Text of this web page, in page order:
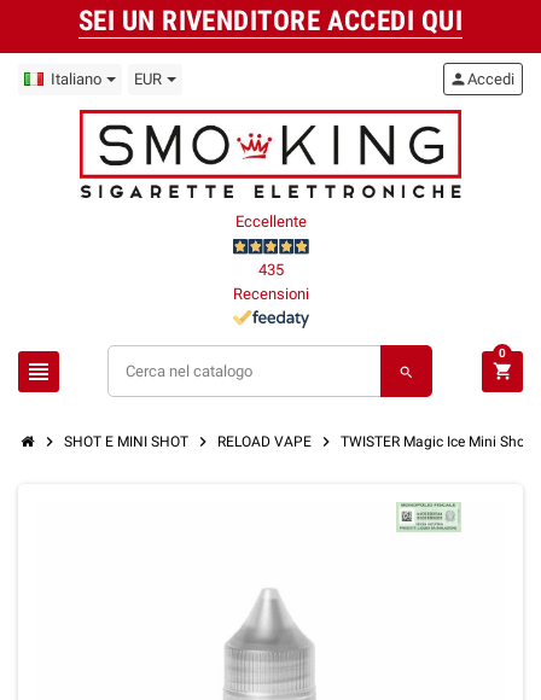
SEI UN RIVENDITORE ACCEDI QUI
Italiano EUR
Eccellente
435
Recensioni
view_headline search
personAccedi
shopping_cart
0
chevron_right SHOT E MINI SHOT chevron_right RELOAD VAPE chevron_right TWISTER Magic Ice Mini